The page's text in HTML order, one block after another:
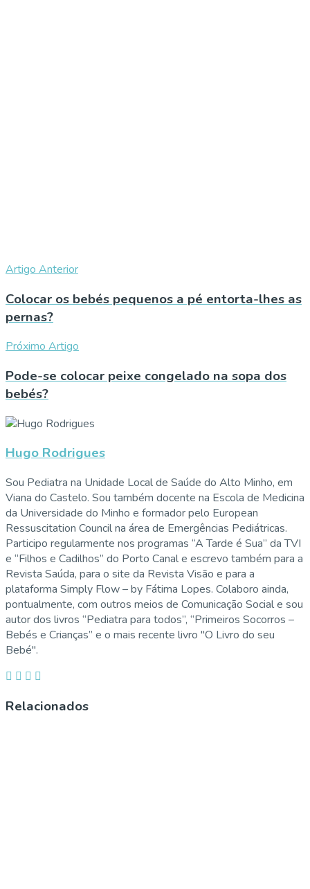
Artigo Anterior
Colocar os bebés pequenos a pé entorta-lhes as
pernas?
Próximo Artigo
Pode-se colocar peixe congelado na sopa dos
bebés?
Hugo Rodrigues
Sou Pediatra na Unidade Local de Saúde do Alto Minho, em
Viana do Castelo. Sou também docente na Escola de Medicina
da Universidade do Minho e formador pelo European
Ressuscitation Council na área de Emergências Pediátricas.
Participo regularmente nos programas “A Tarde é Sua” da TVI
e “Filhos e Cadilhos” do Porto Canal e escrevo também para a
Revista Saúda, para o site da Revista Visão e para a
plataforma Simply Flow – by Fátima Lopes. Colaboro ainda,
pontualmente, com outros meios de Comunicação Social e sou
autor dos livros “Pediatra para todos”, “Primeiros Socorros –
Bebés e Crianças” e o mais recente livro "O Livro do seu
Bebé".
Relacionados